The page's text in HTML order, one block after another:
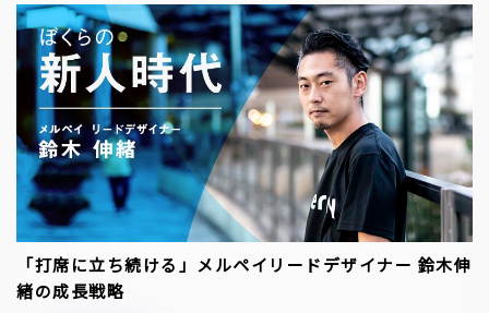
「打席に立ち続ける」メルペイリードデザイナー 鈴木伸
緒の成長戦略